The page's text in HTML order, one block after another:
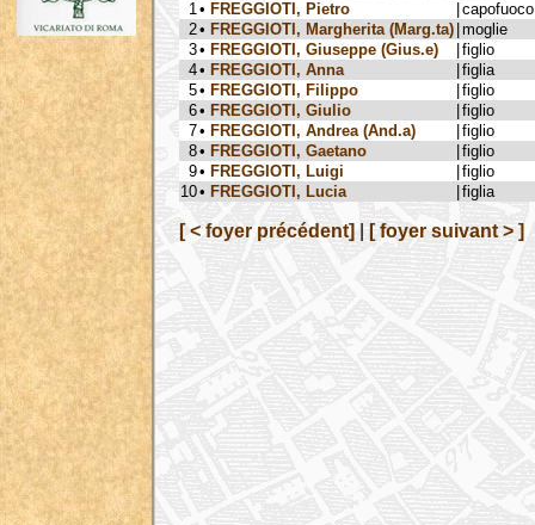
1 • FREGGIOTI, Pietro |capofuoco
2• FREGGIOTI, Margherita (Marg.ta) |moglie
3• FREGGIOTI, Giuseppe (Gius.e) |figlio
4• FREGGIOTI, Anna |figlia
5• FREGGIOTI, Filippo |figlio
6• FREGGIOTI, Giulio |figlio
7• FREGGIOTI, Andrea (And.a) |figlio
8• FREGGIOTI, Gaetano |figlio
9• FREGGIOTI, Luigi |figlio
10• FREGGIOTI, Lucia |figlia
[ < foyer précédent] [ foyer suivant > ]